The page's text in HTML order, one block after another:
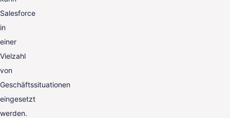
Salesforce
in
einer
Vielzahl
von
Geschäftssituationen
eingesetzt
werden.